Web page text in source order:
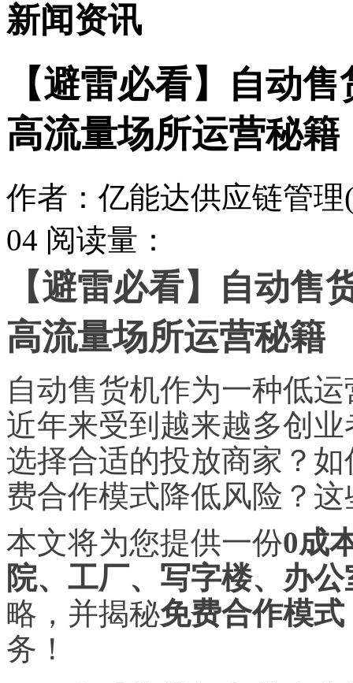
新闻资讯
【避雷必看】自动
高流量场所运营秘籍
作者：亿能达供应链管
04 阅读量：
【避雷必看】自动售
高流量场所运营秘籍
自动售货机作为一种低
近年来受到越来越多创
选择合适的投放商家 ？
费合作模式降低风险？
本文将为您提供一份0成
院、工厂、写字楼、办公
略，并揭秘免费合作模式
务！